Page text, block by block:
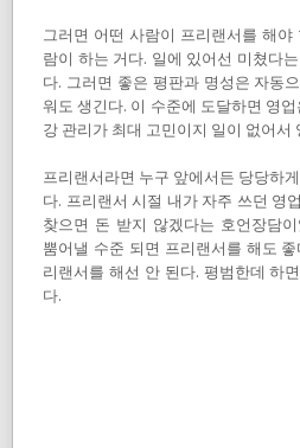
그러면 어떤 사람이 프리랜서를 해
람이 하는 거다. 일에 있어선 미쳤다
다. 그러면 좋은 평판과 명성은 자동
워도 생긴다. 이 수준에 도달하면 영
강 관리가 최대 고민이지 일이 없어서
프리랜서라면 누구 앞에서든 당당하
다. 프리랜서 시절 내가 자주 쓰던 영
찾으면 돈 받지 않겠다는 호언장담
뿜어낼 수준 되면 프리랜서를 해도
리랜서를 해선 안 된다. 평범한데 하
다.